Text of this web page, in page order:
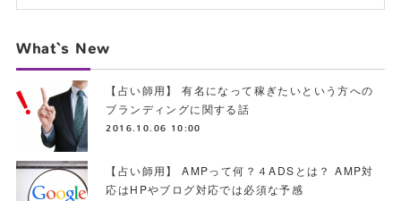
What`s New
【占い師用】 有名になって稼ぎたいという方への
ブランディングに関する話
2016.10.06 10:00
【占い師用】 AMPって何？４ADSとは？ AMP対
応はHPやブログ対応では必須な予感